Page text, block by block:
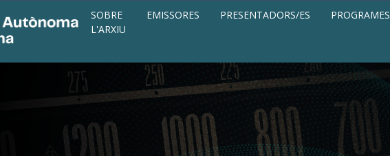
SOBRE
L'ARXIU
EMISSORES PRESENTADORS/ES PROGRAMES